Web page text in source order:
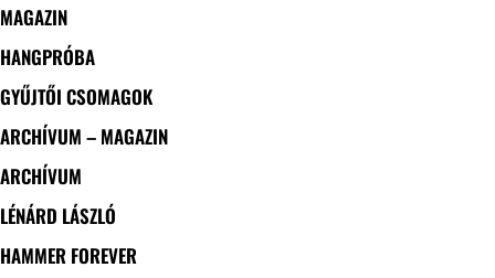
MAGAZIN
HANGPRÓBA
GYŰJTŐI CSOMAGOK
ARCHÍVUM – MAGAZIN
ARCHÍVUM
LÉNÁRD LÁSZLÓ
HAMMER FOREVER